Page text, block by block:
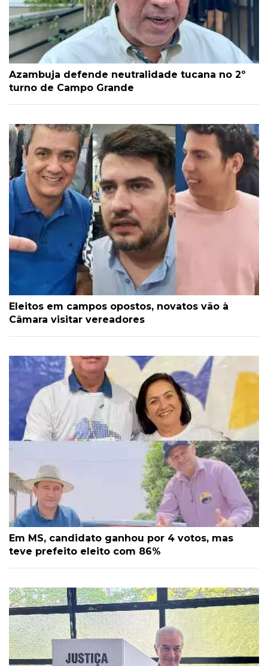
Azambuja defende neutralidade tucana no 2º
turno de Campo Grande
Eleitos em campos opostos, novatos vão à
Câmara visitar vereadores
Em MS, candidato ganhou por 4 votos, mas
teve prefeito eleito com 86%